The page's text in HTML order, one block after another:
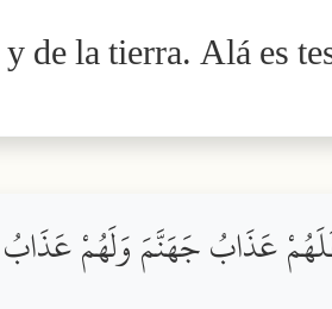
de la tierra. Alá es
فَلَهُمْ عَذَابُ جَهَنَّمَ وَلَهُمْ